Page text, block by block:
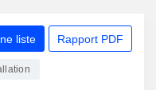
liste Rapport PDF